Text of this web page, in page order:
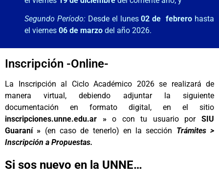
Segundo Período:Desde el lunes02 de febrero hasta
el viernes 06 de marzo del año 2026.
Inscripción -Online-
La Inscripción al Ciclo Académico 2026 se realizará de
manera virtual, debiendo adjuntar la siguiente
documentación en formato digital, en el sitio
inscripciones.unne.edu.ar »o con tu usuario porSIU
Guaraní » (en caso de tenerlo) en la sección Trámites >
Inscripción a Propuestas.
Si sos nuevo en la UNNE…